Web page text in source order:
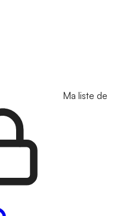
Ma liste de